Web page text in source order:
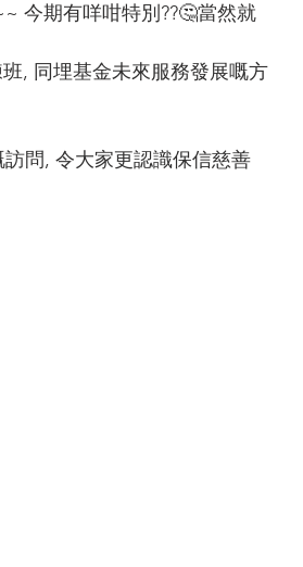
今期有咩咁特別??🤔當然就
, 同埋基金未來服務發展嘅方
問, 令大家更認識保信慈善